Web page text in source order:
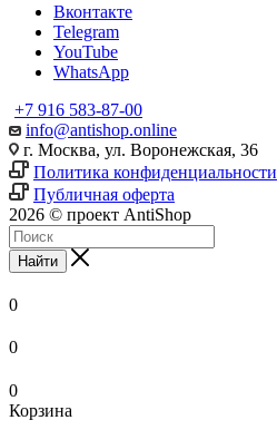
Вконтакте
Telegram
YouTube
WhatsApp
+7 916 583-87-00
info@antishop.online
г. Москва, ул. Воронежская, 36
Политика конфиденциальности
Публичная оферта
2026 © проект AntiShop
Найти
0
0
0
Корзина